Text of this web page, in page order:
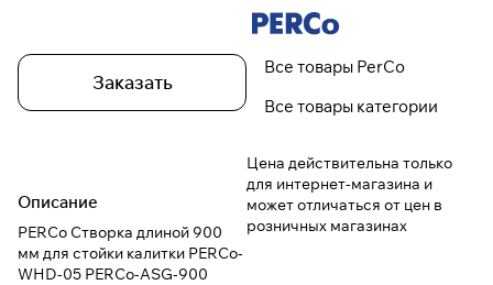
Заказать
Описание
PERCo Створка длиной 900
мм для стойки калитки PERCo-
WHD-05 PERCo-ASG-900
Все товары PerCo
Все товары категории
Цена действительна только
для интернет-магазина и
может отличаться от цен в
розничных магазинах